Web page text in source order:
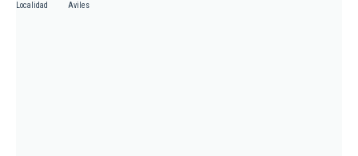
Localidad Aviles